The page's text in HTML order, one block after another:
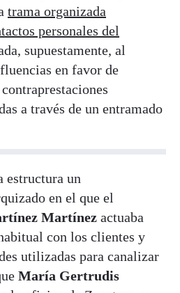
trama organizada
personales del
supuestamente, al
en favor de
a través de un entramado
estructura un
en el que el
Martínez actuaba
con los clientes y
utilizadas para canalizar
María Gertrudis